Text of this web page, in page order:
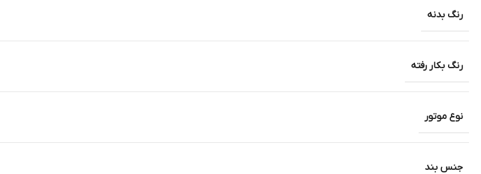
رنگ بدنه
رنگ بکار رفته
نوع موتور
جنس بند